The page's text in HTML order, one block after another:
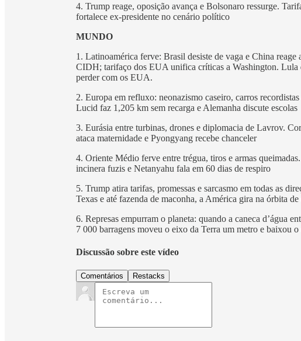
4. Trump reage, oposição avança e Bolsonaro ressurge.
fortalece ex-presidente no cenário político
MUNDO
1. Latinoamérica ferve: Brasil desiste de vaga e China
CIDH; tarifaço dos EUA unifica críticas a Washington. Lula
perder com os EUA.
2. Europa em refluxo: neonazismo caseiro, carros
Lucid faz 1,205 km sem recarga e Alemanha discute escolas
3. Eurásia entre turbinas, drones e diplomacia de Lavrov.
ataca maternidade e Pyongyang recebe chanceler
4. Oriente Médio ferve entre trégua, tiros e armas
incinera fuzis e Netanyahu fala em 60 dias de respiro
5. Trump atira tarifas, promessas e sarcasmo em todas as
Texas e até fazenda de maconha, a América gira na órbita
6. Represas empurram o planeta: quando a caneca d’água
7 000 barragens moveu o eixo da Terra um metro e baixou o
Discussão sobre este vídeo
Comentários Restacks